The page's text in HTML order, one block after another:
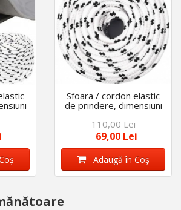
Sfoara / cordon elastic
de prindere, dimensiuni
110,00 Lei
69,00 Lei
Adaugă în Coş